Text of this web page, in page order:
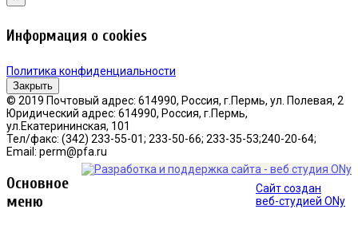
Информация о cookies
Политика конфиденциальности
Закрыть
© 2019 Почтовый адрес: 614990, Россия, г.Пермь, ул. Полевая, 2
Юридический адрес: 614990, Россия, г.Пермь,
ул.Екатерининская, 101
Тел/факс: (342) 233-55-01; 233-50-66; 233-35-53;240-20-64;
Email: perm@pfa.ru
Сайт создан
веб-студией ONy
Основное
меню